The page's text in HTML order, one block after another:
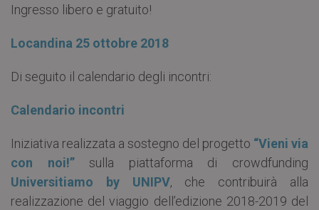
Ingresso libero e gratuito!
Locandina 25 ottobre 2018
Di seguito il calendario degli incontri:
Calendario incontri
Iniziativa realizzata a sostegno del progetto “Vieni via
con noi!”sulla piattaforma di crowdfunding
Universitiamo by UNIPV, che contribuirà alla
realizzazione del viaggio dell’edizione 2018-2019 del